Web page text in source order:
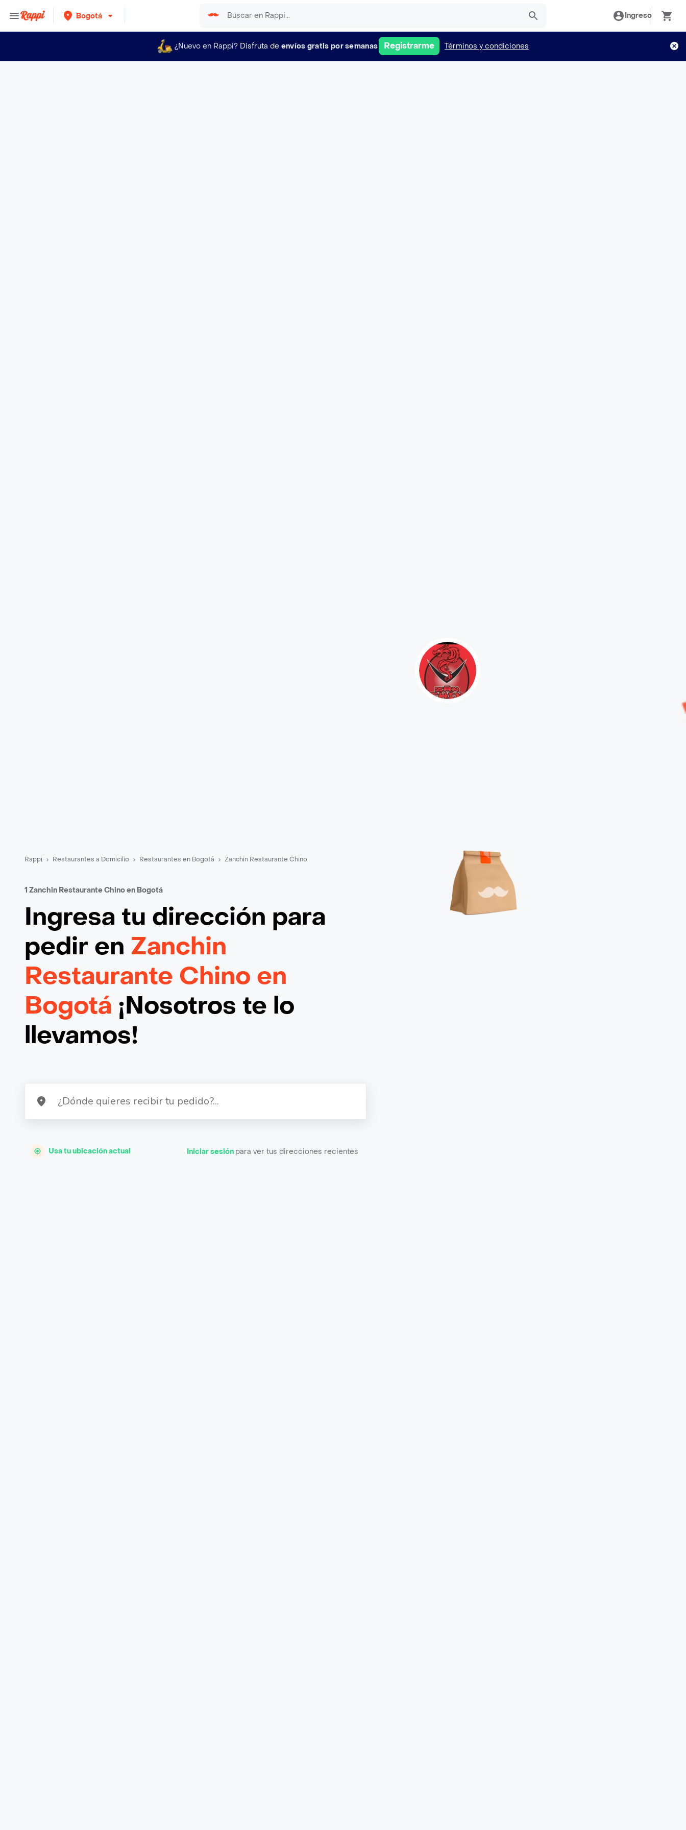
Bogotá Ingreso
¿Nuevo en Rappi? Disfruta de envíos gratis por semanas Registrarme Términos y condiciones
Rappi Restaurantes a Domicilio Restaurantes en Bogotá Zanchin Restaurante Chino
1 Zanchin Restaurante Chino en Bogotá
Ingresa tu dirección para
pedir en Zanchin
Restaurante Chino en
Bogotá ¡Nosotros te lo
llevamos!
Usa tu ubicación actual Iniciar sesión para ver tus direcciones recientes